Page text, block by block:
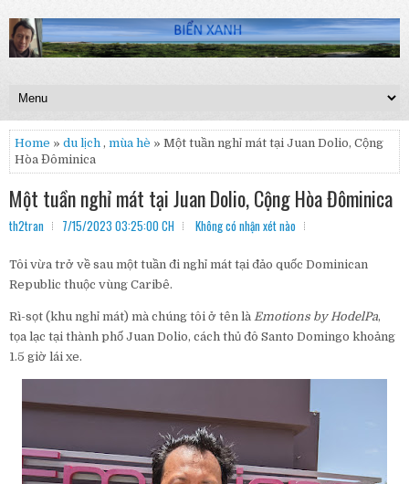
Home » du lịch , mùa hè » Một tuần nghỉ mát tại Juan Dolio, Cộng
Hòa Đôminica
Một tuần nghỉ mát tại Juan Dolio, Cộng Hòa Đôminica
th2tran 7/15/2023 03:25:00 CH Không có nhận xét nào
Tôi vừa trở về sau một tuần đi nghỉ mát tại đảo quốc Dominican
Republic thuộc vùng Caribê.
Rì-sọt (khu nghỉ mát) mà chúng tôi ở tên là Emotions by HodelPa,
tọa lạc tại thành phố Juan Dolio, cách thủ đô Santo Domingo khoảng
1.5 giờ lái xe.